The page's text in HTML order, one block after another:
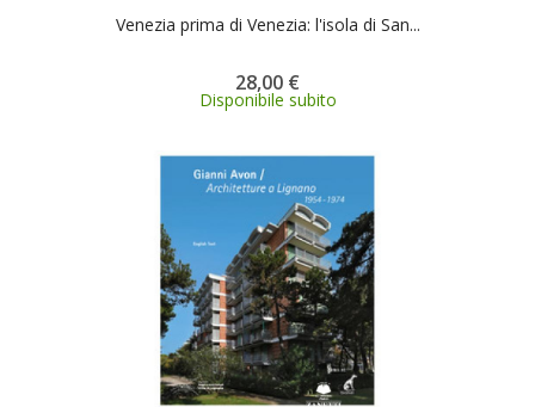
Venezia prima di Venezia: l'isola di San...
28,00 €
Disponibile subito